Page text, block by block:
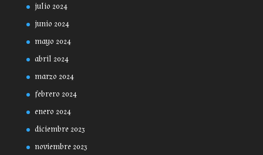
julio 2024
junio 2024
mayo 2024
abril 2024
marzo 2024
febrero 2024
enero 2024
diciembre 2023
noviembre 2023